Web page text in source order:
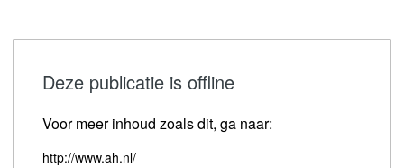
Deze publicatie is offline
Voor meer inhoud zoals dit, ga naar:
http://www.ah.nl/